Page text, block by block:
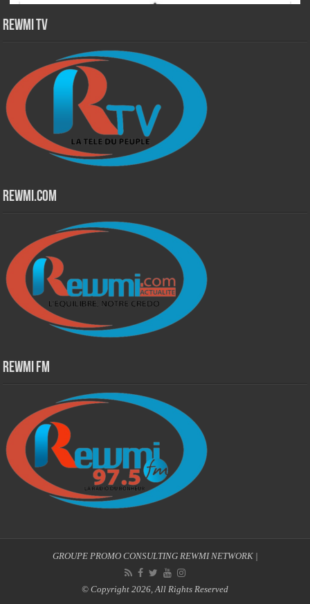
Rewmi TV
Rewmi.Com
Rewmi Fm
GROUPE PROMO CONSULTING REWMI NETWORK|
© Copyright 2026, All Rights Reserved